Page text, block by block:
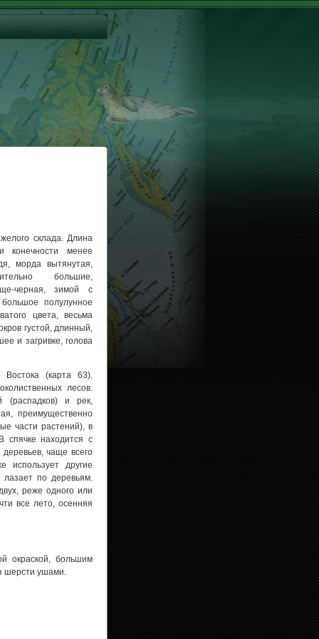
склада. Длина
менее
морда вытянутая,
большие,
черная, зимой с
полулунное
цвета, весьма
густой, длинный,
и загривке, голова
(карта 63).
лесов.
(распадков) и рек,
преимущественно
части растений), в
спячке находится с
чаще всего
другие
лазает по деревьям.
реже одного или
все лето, осенняя
окраской, большим
шерсти ушами.